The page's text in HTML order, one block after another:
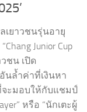
เยาวชนรุ่นอายุ
Junior Cup
ชน เปิด
นล้ำค่าที่เงินหา
ะมอบให้กับแชมป์
หรือ “นักเตะผู้